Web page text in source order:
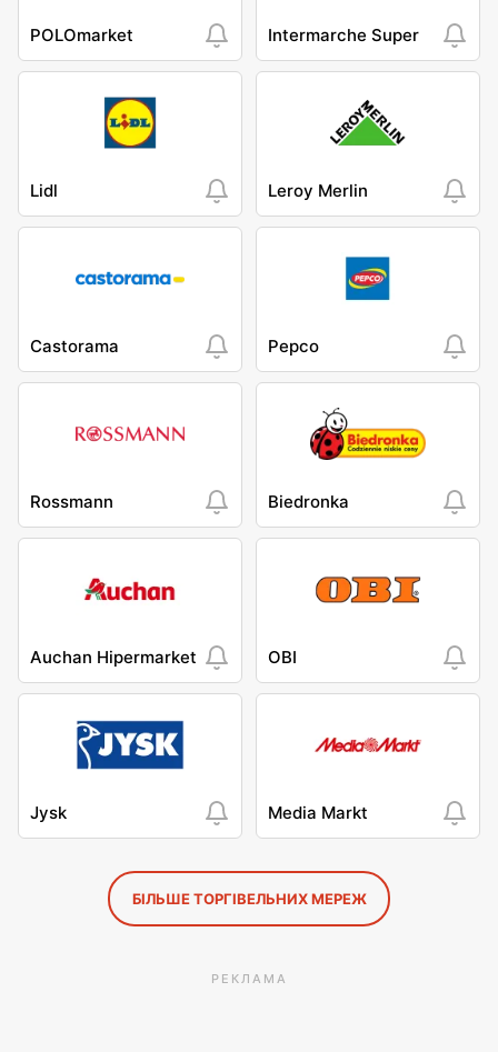
POLOmarket Intermarche Super
Lidl Leroy Merlin
Castorama Pepco
Rossmann Biedronka
Auchan Hipermarket OBI
Jysk Media Markt
БІЛЬШЕ ТОРГІВЕЛЬНИХ МЕРЕЖ
РЕКЛАМА